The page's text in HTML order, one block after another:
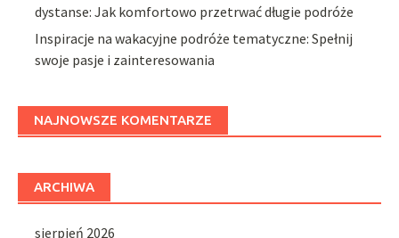
dystanse: Jak komfortowo przetrwać długie podróże
Inspiracje na wakacyjne podróże tematyczne: Spełnij
swoje pasje i zainteresowania
NAJNOWSZE KOMENTARZE
ARCHIWA
sierpień 2026